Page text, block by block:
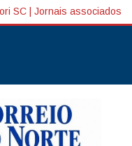
SC Jornais associados